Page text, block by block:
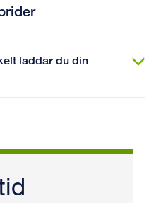
laddar du din